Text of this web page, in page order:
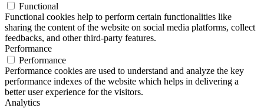
Functional
Functional cookies help to perform certain functionalities like
sharing the content of the website on social media platforms, collect
feedbacks, and other third-party features.
Performance
Performance
Performance cookies are used to understand and analyze the key
performance indexes of the website which helps in delivering a
better user experience for the visitors.
Analytics